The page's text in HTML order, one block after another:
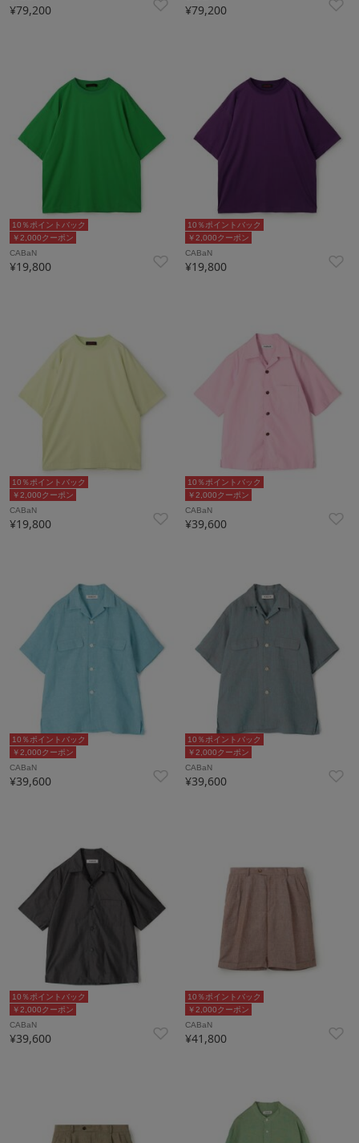
¥79,200 ¥79,200
￥2,000クーポン
10％ポイントバック
CABaN
¥19,800
￥2,000クーポン
10％ポイントバック
CABaN
¥19,800
￥2,000クーポン
10％ポイントバック
CABaN
¥19,800
￥2,000クーポン
10％ポイントバック
CABaN
¥39,600
￥2,000クーポン
10％ポイントバック
CABaN
¥39,600
￥2,000クーポン
10％ポイントバック
CABaN
¥39,600
￥2,000クーポン
10％ポイントバック
CABaN
¥39,600
￥2,000クーポン
10％ポイントバック
CABaN
¥41,800